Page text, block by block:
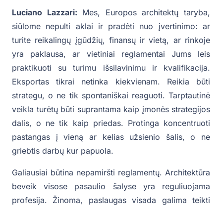
Luciano Lazzari: Mes, Europos architektų taryba,
siūlome nepulti aklai ir pradėti nuo įvertinimo: ar
turite reikalingų įgūdžių, finansų ir vietą, ar rinkoje
yra paklausa, ar vietiniai reglamentai Jums leis
praktikuoti su turimu išsilavinimu ir kvalifikacija.
Eksportas tikrai netinka kiekvienam. Reikia būti
strategu, o ne tik spontaniškai reaguoti. Tarptautinė
veikla turėtų būti suprantama kaip įmonės strategijos
dalis, o ne tik kaip priedas. Protinga koncentruoti
pastangas į vieną ar kelias užsienio šalis, o ne
griebtis darbų kur papuola.
Galiausiai būtina nepamiršti reglamentų. Architektūra
beveik visose pasaulio šalyse yra reguliuojama
profesija. Žinoma, paslaugas visada galima teikti